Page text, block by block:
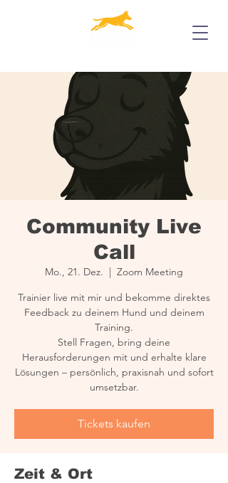
Community Live
Call
Mo., 21. Dez.
  |
Zoom Meeting
Trainier live mit mir und bekomme direktes
Feedback zu deinem Hund und deinem
Training.
Stell Fragen, bring deine
Herausforderungen mit und erhalte klare
Lösungen – persönlich, praxisnah und sofort
umsetzbar.
Tickets kaufen
Zeit & Ort